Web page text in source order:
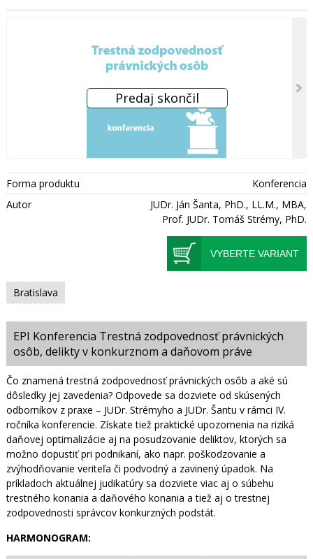
Forma produktu
Konferencia
Autor
JUDr. Ján Šanta, PhD., LL.M., MBA,
Prof. JUDr. Tomáš Strémy, PhD.
VYBERTE VARIANT
Bratislava
EPI Konferencia Trestná zodpovednosť právnických
osôb, delikty v konkurznom a daňovom práve
Čo znamená trestná zodpovednosť právnických osôb a aké sú
dôsledky jej zavedenia? Odpovede sa dozviete od skúsených
odborníkov z praxe – JUDr. Strémyho a JUDr. Šantu v rámci IV.
ročníka konferencie. Získate tiež praktické upozornenia na riziká
daňovej optimalizácie aj na posudzovanie deliktov, ktorých sa
možno dopustiť pri podnikaní, ako napr. poškodzovanie a
zvýhodňovanie veriteľa či podvodný a zavinený úpadok. Na
príkladoch aktuálnej judikatúry sa dozviete viac aj o súbehu
trestného konania a daňového konania a tiež aj o trestnej
zodpovednosti správcov konkurzných podstát.
HARMONOGRAM: